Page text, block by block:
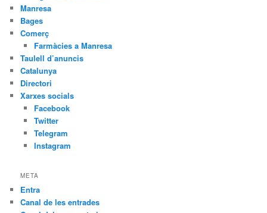
Manresa
Bages
Comerç
Farmàcies a Manresa
Taulell d’anuncis
Catalunya
Directori
Xarxes socials
Facebook
Twitter
Telegram
Instagram
META
Entra
Canal de les entrades